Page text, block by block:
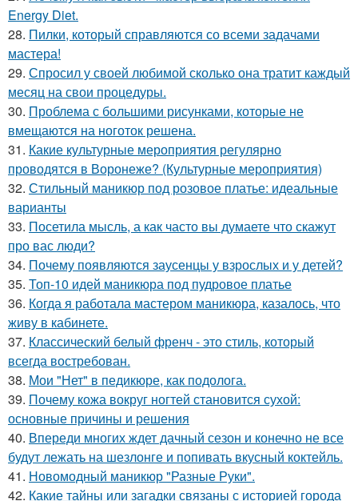
Energy Diet.
28. Пилки, который справляются со всеми задачами
мастера!
29. Спросил у своей любимой сколько она тратит каждый
месяц на свои процедуры.
30. Проблема с большими рисунками, которые не
вмещаются на ноготок решена.
31. Какие культурные мероприятия регулярно
проводятся в Воронеже? (Культурные мероприятия)
32. Стильный маникюр под розовое платье: идеальные
варианты
33. Посетила мысль, а как часто вы думаете что скажут
про вас люди?
34. Почему появляются заусенцы у взрослых и у детей?
35. Топ-10 идей маникюра под пудровое платье
36. Когда я работала мастером маникюра, казалось, что
живу в кабинете.
37. Классический белый френч - это стиль, который
всегда востребован.
38. Мои "Нет" в педикюре, как подолога.
39. Почему кожа вокруг ногтей становится сухой:
основные причины и решения
40. Впереди многих ждет дачный сезон и конечно не все
будут лежать на шезлонге и попивать вкусный коктейль.
41. Новомодный маникюр "Разные Руки".
42. Какие тайны или загадки связаны с историей города